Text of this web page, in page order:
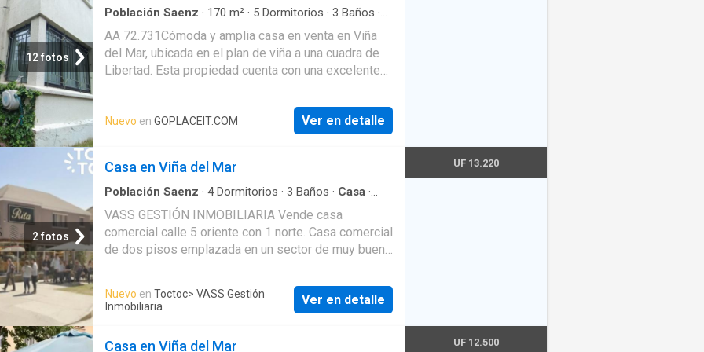
se encuentra arrend
12 fotos
Población Saenz · 170 m² · 5 Dormitorios · 3 Baños ·
AA 72.731Cómoda y amplia casa en venta en Viña
del Mar, ubicada en el plan de viña a una cuadra de
Libertad. Esta propiedad cuenta con una excelente
dormitorios ( incluido 1 de servicio) Todos con
closet- 4 baños ( Incluido 1 de servicio y 1 de
para almacenaje- 1 Pequeño balcón - Living /
Comedor Amplios
Nuevo en GOPLACEIT.COM Ver en detalle
2 fotos
Casa en Viña del Mar
Población Saenz · 4Dormitorios · 3 Baños · Casa ·
Cocina equipada
VASS GESTIÓN INMOBILIARIA Vende casa
comercial calle 5 oriente con 1 norte. Casa comercial
de dos pisos emplazada en un sector de muy buena
centros médicos transporte público conexiones
viales hacia distintos puntos de la región y
Nuevo en Toctoc> VASS Gestión
Inmobiliaria
Ver en detalle
UF 13.220
Casa en Viña del Mar UF 12.500